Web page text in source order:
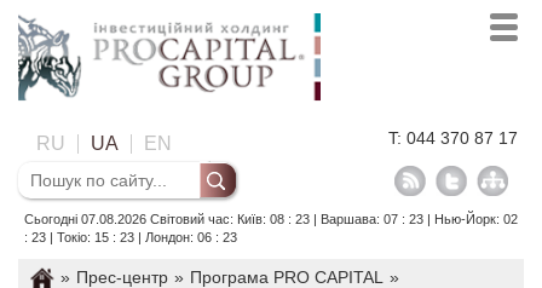
RU UA EN T: 044 370 87 17
Сьогодні 07.08.2026 Світовий час: Київ: 08 : 23 | Варшава: 07 : 23 | Нью-Йорк: 02
: 23 | Токіо: 15 : 23 | Лондон: 06 : 23
» Прес-центр » Програма PRO CAPITAL
»